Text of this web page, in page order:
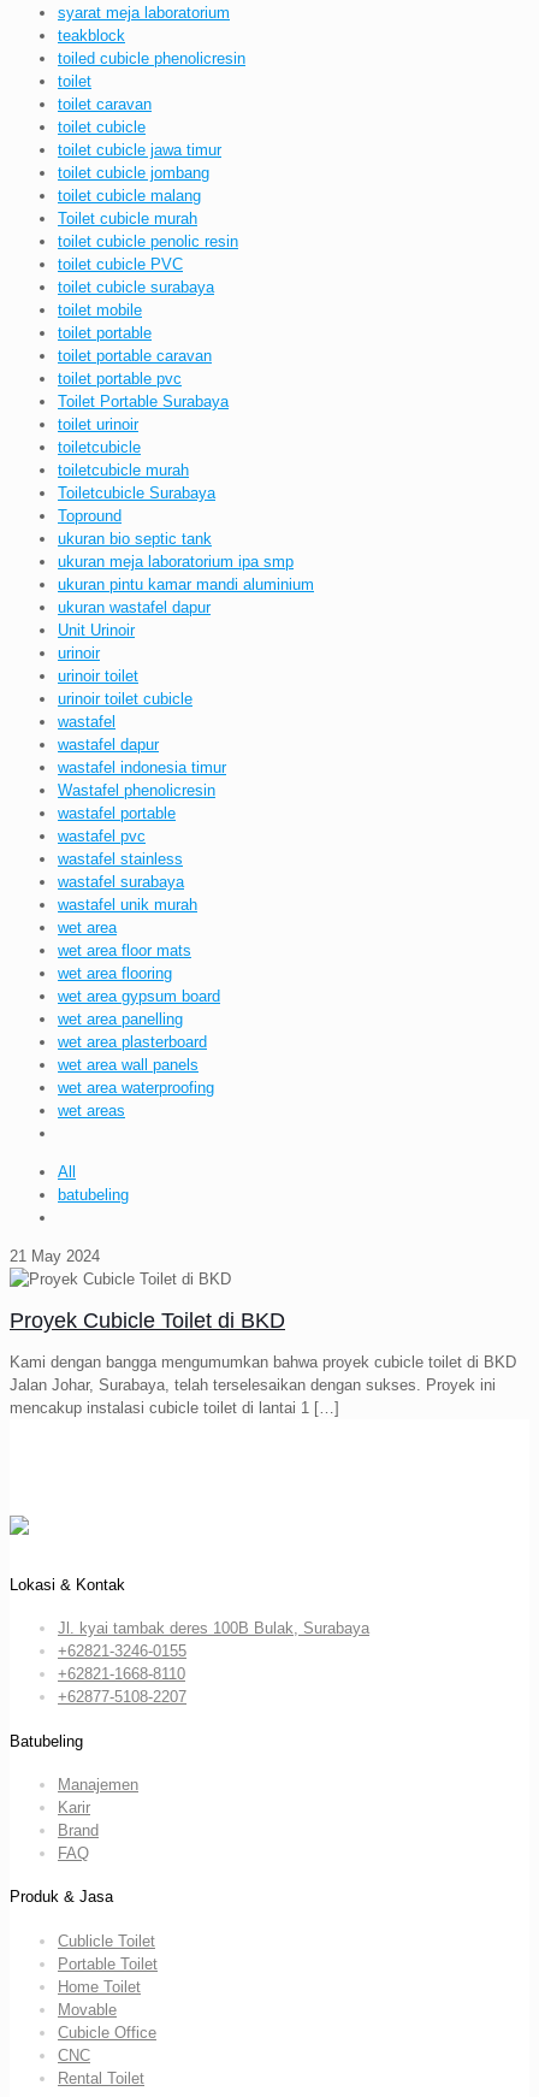
syarat meja laboratorium
teakblock
toiled cubicle phenolicresin
toilet
toilet caravan
toilet cubicle
toilet cubicle jawa timur
toilet cubicle jombang
toilet cubicle malang
Toilet cubicle murah
toilet cubicle penolic resin
toilet cubicle PVC
toilet cubicle surabaya
toilet mobile
toilet portable
toilet portable caravan
toilet portable pvc
Toilet Portable Surabaya
toilet urinoir
toiletcubicle
toiletcubicle murah
Toiletcubicle Surabaya
Topround
ukuran bio septic tank
ukuran meja laboratorium ipa smp
ukuran pintu kamar mandi aluminium
ukuran wastafel dapur
Unit Urinoir
urinoir
urinoir toilet
urinoir toilet cubicle
wastafel
wastafel dapur
wastafel indonesia timur
Wastafel phenolicresin
wastafel portable
wastafel pvc
wastafel stainless
wastafel surabaya
wastafel unik murah
wet area
wet area floor mats
wet area flooring
wet area gypsum board
wet area panelling
wet area plasterboard
wet area wall panels
wet area waterproofing
wet areas
All
batubeling
21 May 2024
Proyek Cubicle Toilet di BKD
Kami dengan bangga mengumumkan bahwa proyek cubicle toilet di BKD
Jalan Johar, Surabaya, telah terselesaikan dengan sukses. Proyek ini
mencakup instalasi cubicle toilet di lantai 1 […]
Lokasi & Kontak
Jl. kyai tambak deres 100B Bulak, Surabaya
+62821-3246-0155
+62821-1668-8110
+62877-5108-2207
Batubeling
Manajemen
Karir
Brand
FAQ
Produk & Jasa
Cublicle Toilet
Portable Toilet
Home Toilet
Movable
Cubicle Office
CNC
Rental Toilet